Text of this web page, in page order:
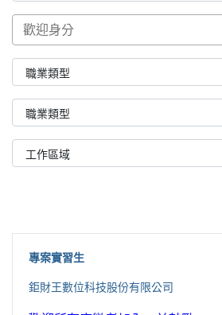
專案實習生
鉅財王數位科技股份有限公司